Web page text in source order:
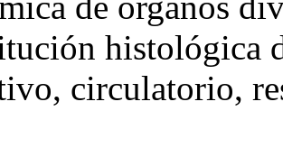
histológica
circulatorio,